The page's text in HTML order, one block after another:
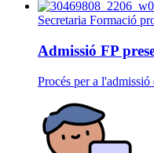
Secretaria Formació
Admissió FP
Procés per a